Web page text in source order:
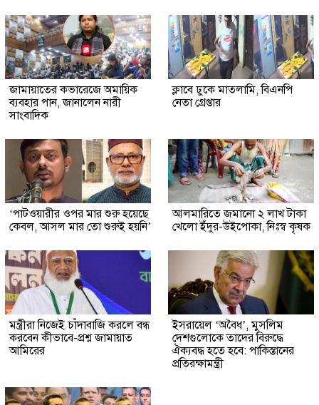
জামায়াতের কভারেজে অমায়িক
ব্যবহার পান, জানালেন নারী
সাংবাদিক
ক্লাবে ঢুকে মাতলামি, বিএনপি
নেতা গ্রেপ্তার
‘পাটওয়ারীর ওপর মার শুরু হয়েছে
কেবল, আসল মার তো শুরুই হয়নি’
আলমারিতে জমানো ২ লাখ টাকা
খেলো ইঁদুর-উইপোকা, নিঃস্ব কৃষক
মন্ত্রীরা নিজেই চাঁদাবাজি করলে বন্ধ
করবেন কীভাবে-প্রশ্ন জামায়াত
আমিরের
ইসরায়েল ‘অবৈধ’, মুসলিম
দেশগুলোকে তাদের বিরুদ্ধে
ঐক্যবদ্ধ হতে হবে: পাকিস্তানের
প্রতিরক্ষামন্ত্রী